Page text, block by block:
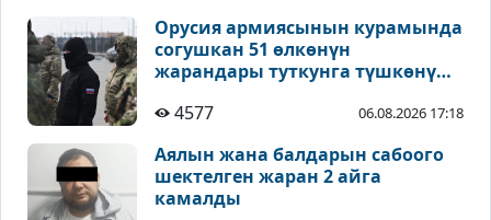
Орусия армиясынын курамында
согушкан 51 өлкөнүн
жарандары туткунга түшкөнү
4577
06.08.2026 17:18
Аялын жана балдарын сабоого
шектелген жаран 2 айга
камалды